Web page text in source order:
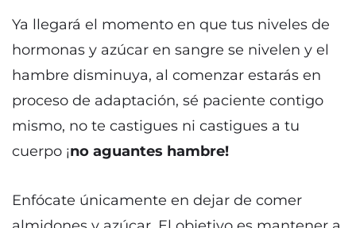
Ya llegará el momento en que tus niveles de
hormonas y azúcar en sangre se nivelen y el
hambre disminuya, al comenzar estarás en
proceso de adaptación, sé paciente contigo
mismo, no te castigues ni castigues a tu
cuerpo ¡no aguantes hambre!
Enfócate únicamente en dejar de comer